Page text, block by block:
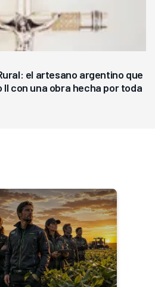
el artesano argentino que
II con una obra hecha por toda